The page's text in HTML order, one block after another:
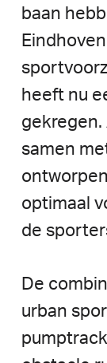
baan
heeft nu
gekregen.
samen
ontworpen
optimaal
de
De
urban